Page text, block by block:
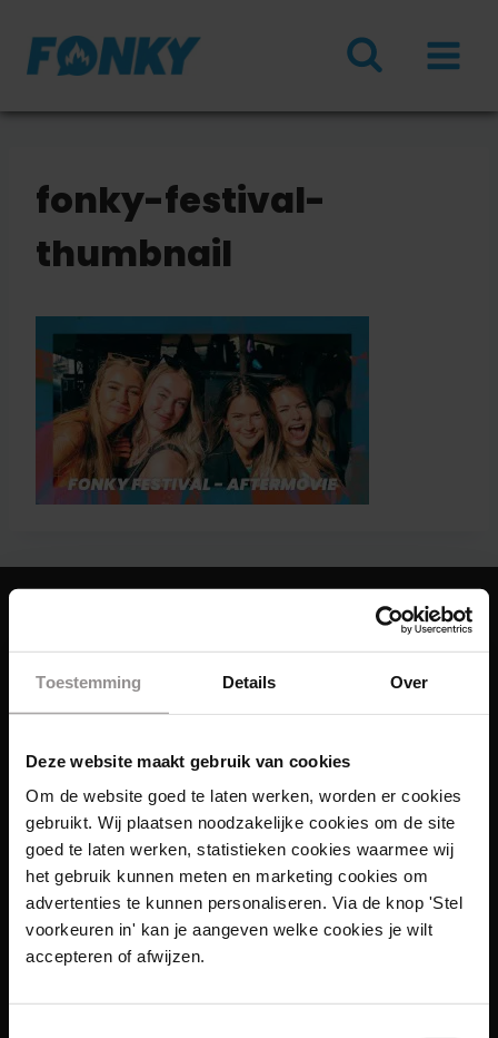
Toestemming Details Over
Deze website maakt gebruik van cookies
Om de website goed te laten werken, worden er cookies
gebruikt. Wij plaatsen noodzakelijke cookies om de site
goed te laten werken, statistieken cookies waarmee wij
het gebruik kunnen meten en marketing cookies om
advertenties te kunnen personaliseren. Via de knop 'Stel
voorkeuren in' kan je aangeven welke cookies je wilt
accepteren of afwijzen.
naar
inhoud
fonky-festival-
thumbnail